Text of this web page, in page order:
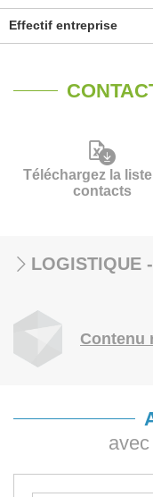
Effectif entreprise
Téléchargez la
contacts
LOGISTIQUE
Contenu
avec